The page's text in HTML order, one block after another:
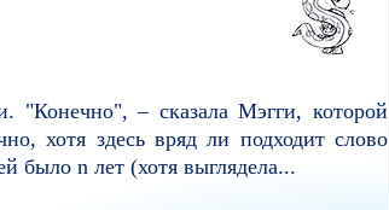
"Конечно", – сказала Мэгги, которой
хотя здесь вряд ли подходит слово
было n лет (хотя выглядела...